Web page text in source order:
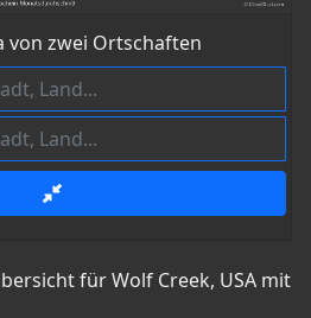
von zwei Ortschaften
für Wolf Creek, USA mit